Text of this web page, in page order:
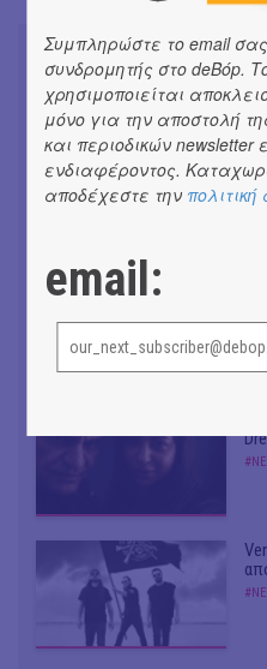
Συμπληρώστε το email
συνδρομητής στο deBόp.
χρησιμοποιείται
μόνο για την αποστολή
και περιοδικών newsletter
ενδιαφέροντος.
αποδέχεστε την
email: